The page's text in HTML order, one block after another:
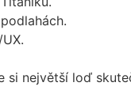
největší loď